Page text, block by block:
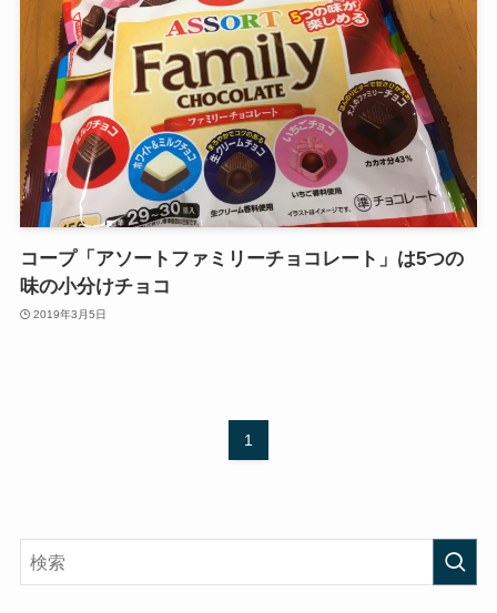
コープ「アソートファミリーチョコレート」は5つの
味の小分けチョコ
2019年3月5日
1